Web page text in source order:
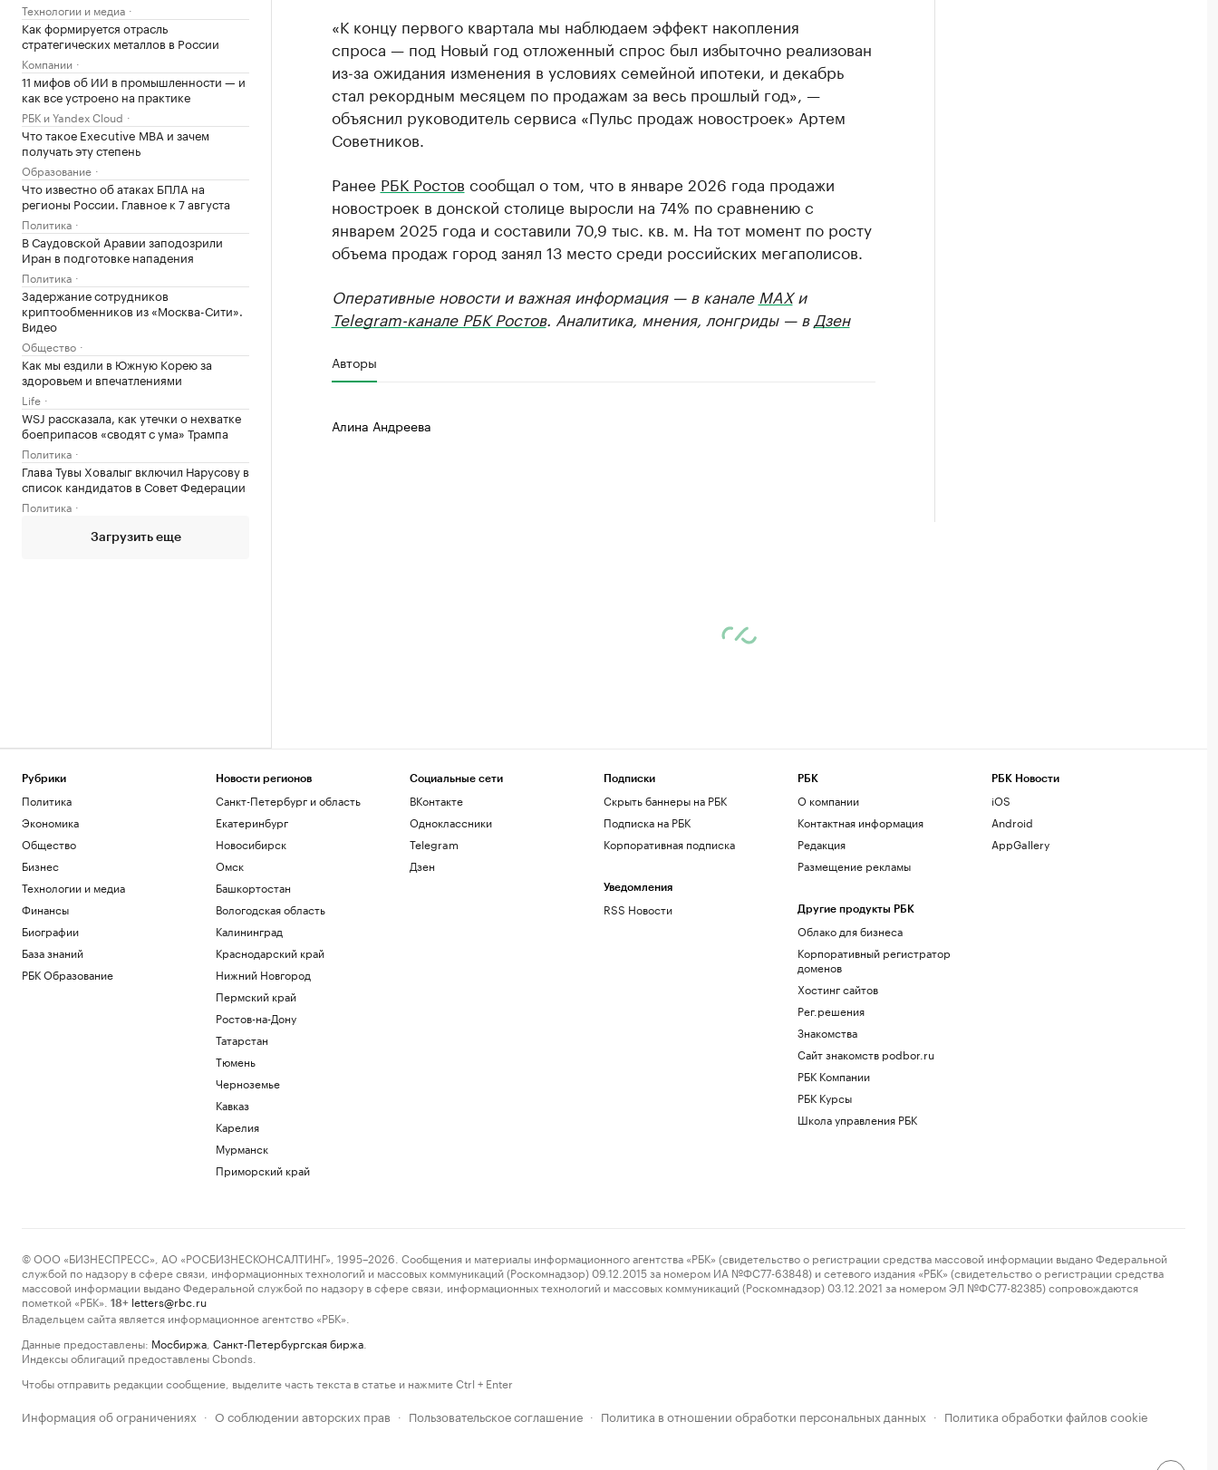
Технологии и медиа
Как формируется отрасль
стратегических металлов в России
Компании
11 мифов об ИИ в промышленности — и
как все устроено на практике
РБК и Yandex Cloud
Что такое Executive MBA и зачем
получать эту степень
Образование
Что известно об атаках БПЛА на
регионы России. Главное к 7 августа
Политика
В Саудовской Аравии заподозрили
Иран в подготовке нападения
Политика
Задержание сотрудников
криптообменников из «Москва-Сити».
Видео
Общество
Как мы ездили в Южную Корею за
здоровьем и впечатлениями
Life
WSJ рассказала, как утечки о нехватке
боеприпасов «сводят с ума» Трампа
Политика
Глава Тувы Ховалыг включил Нарусову в
список кандидатов в Совет Федерации
Политика
Загрузить еще
«К концу первого квартала мы наблюдаем эффект накопления
спроса — под Новый год отложенный спрос был избыточно реализован
из-за ожидания изменения в условиях семейной ипотеки, и декабрь
стал рекордным месяцем по продажам за весь прошлый год», —
объяснил руководитель сервиса «Пульс продаж новостроек» Артем
Советников.
Ранее РБК Ростов сообщал о том, что в январе 2026 года продажи
новостроек в донской столице выросли на 74% по сравнению с
январем 2025 года и составили 70,9 тыс. кв. м. На тот момент по росту
объема продаж город занял 13 место среди российских мегаполисов.
Оперативные новости и важная информация — в канале MAXи
Telegram-канале РБК Ростов. Аналитика, мнения, лонгриды — в Дзен
Авторы
Алина Андреева
Рубрики
Политика
Экономика
Общество
Бизнес
Технологии и медиа
Финансы
Биографии
База знаний
РБК Образование
Новости регионов
Санкт-Петербург и область
Екатеринбург
Новосибирск
Омск
Башкортостан
Вологодская область
Калининград
Краснодарский край
Нижний Новгород
Пермский край
Ростов-на-Дону
Татарстан
Тюмень
Черноземье
Кавказ
Карелия
Мурманск
Приморский край
Социальные сети
ВКонтакте
Одноклассники
Telegram
Дзен
Подписки
Скрыть баннеры на РБК
Подписка на РБК
Корпоративная подписка
Уведомления
RSS Новости
РБК
О компании
Контактная информация
Редакция
Размещение рекламы
Другие продукты РБК
Облако для бизнеса
Корпоративный регистратор
доменов
Хостинг сайтов
Рег.решения
Знакомства
Сайт знакомств podbor.ru
РБК Компании
РБК Курсы
Школа управления РБК
РБК Новости
iOS
Android
AppGallery
© ООО «БИЗНЕСПРЕСС», АО «РОСБИЗНЕСКОНСАЛТИНГ», 1995–2026. Сообщения и материалы информационного агентства «РБК» (свидетельство о регистрации средства массовой информации выдано Федеральной
службой по надзору в сфере связи, информационных технологий и массовых коммуникаций (Роскомнадзор) 09.12.2015 за номером ИА №ФС77-63848) и сетевого издания «РБК» (свидетельство о регистрации средства
массовой информации выдано Федеральной службой по надзору в сфере связи, информационных технологий и массовых коммуникаций (Роскомнадзор) 03.12.2021 за номером ЭЛ №ФС77-82385) сопровождаются
пометкой «РБК».
18+ letters@rbc.ru
Владельцем сайта является информационное агентство «РБК».
Данные предоставлены: Мосбиржа Санкт-Петербургская биржа
Индексы облигаций предоставлены Cbonds.
Чтобы отправить редакции сообщение, выделите часть текста в статье и нажмите Ctrl + Enter
Информация об ограничениях · О соблюдении авторских прав · Пользовательское соглашение · Политика в отношении обработки персональных данных · Политика обработки файлов cookie